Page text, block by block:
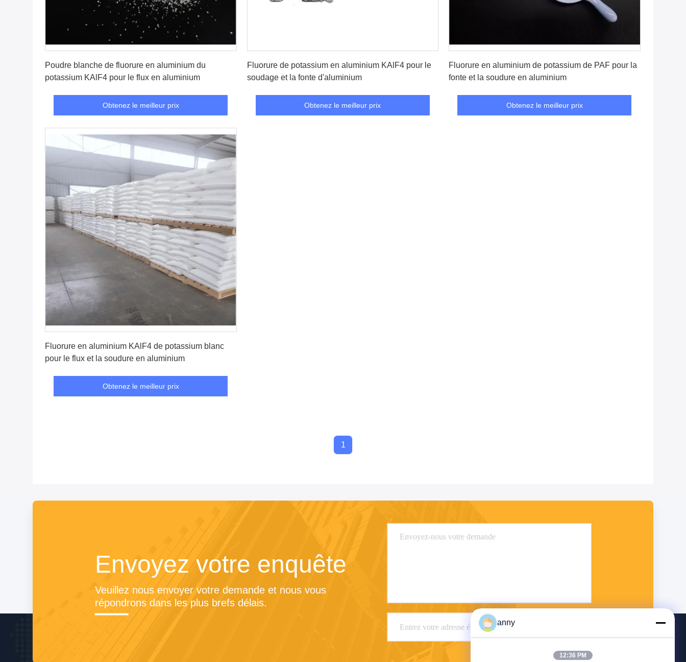
Poudre blanche de fluorure en aluminium du
potassium KAlF4 pour le flux en aluminium
Obtenez le meilleur prix
Fluorure de potassium en aluminium KAlF4 pour le
soudage et la fonte d'aluminium
Obtenez le meilleur prix
Fluorure en aluminium de potassium de PAF pour la
fonte et la soudure en aluminium
Obtenez le meilleur prix
Fluorure en aluminium KAlF4 de potassium blanc
pour le flux et la soudure en aluminium
Obtenez le meilleur prix
1
Envoyez votre enquête
Veuillez nous envoyer votre demande et nous vous
répondrons dans les plus brefs délais.
anny
12:36 PM